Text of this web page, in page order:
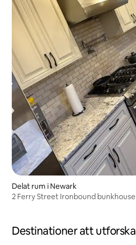
Delat rum i Newark
2 Ferry Street Ironbound bunkhouse
Destinationer att utforska